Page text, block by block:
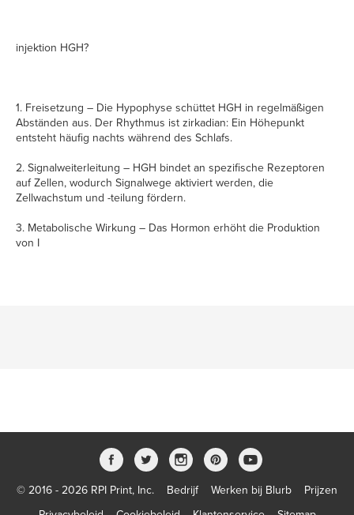
injektion HGH?
1. Freisetzung – Die Hypophyse schüttet HGH in regelmäßigen
Abständen aus. Der Rhythmus ist zirkadian: Ein Höhepunkt
entsteht häufig nachts während des Schlafs.
2. Signalweiterleitung – HGH bindet an spezifische Rezeptoren
auf Zellen, wodurch Signalwege aktiviert werden, die
Zellwachstum und -teilung fördern.
3. Metabolische Wirkung – Das Hormon erhöht die Produktion
von I
© 2016 - 2026 RPI Print, Inc. Bedrijf Werken bij Blurb
Prijzen